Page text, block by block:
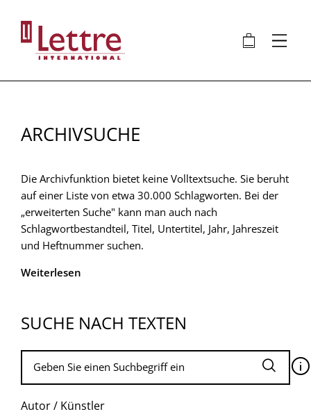
Inhalt
🛍 ⋮
ARCHIVSUCHE
Die Archivfunktion bietet keine Volltextsuche. Sie beruht
auf einer Liste von etwa 30.000 Schlagworten. Bei der
„erweiterten Suche" kann man auch nach
Schlagwortbestandteil, Titel, Untertitel, Jahr, Jahreszeit
und Heftnummer suchen.
Weiterlesen
SUCHE NACH TEXTEN
🛈
Autor / Künstler